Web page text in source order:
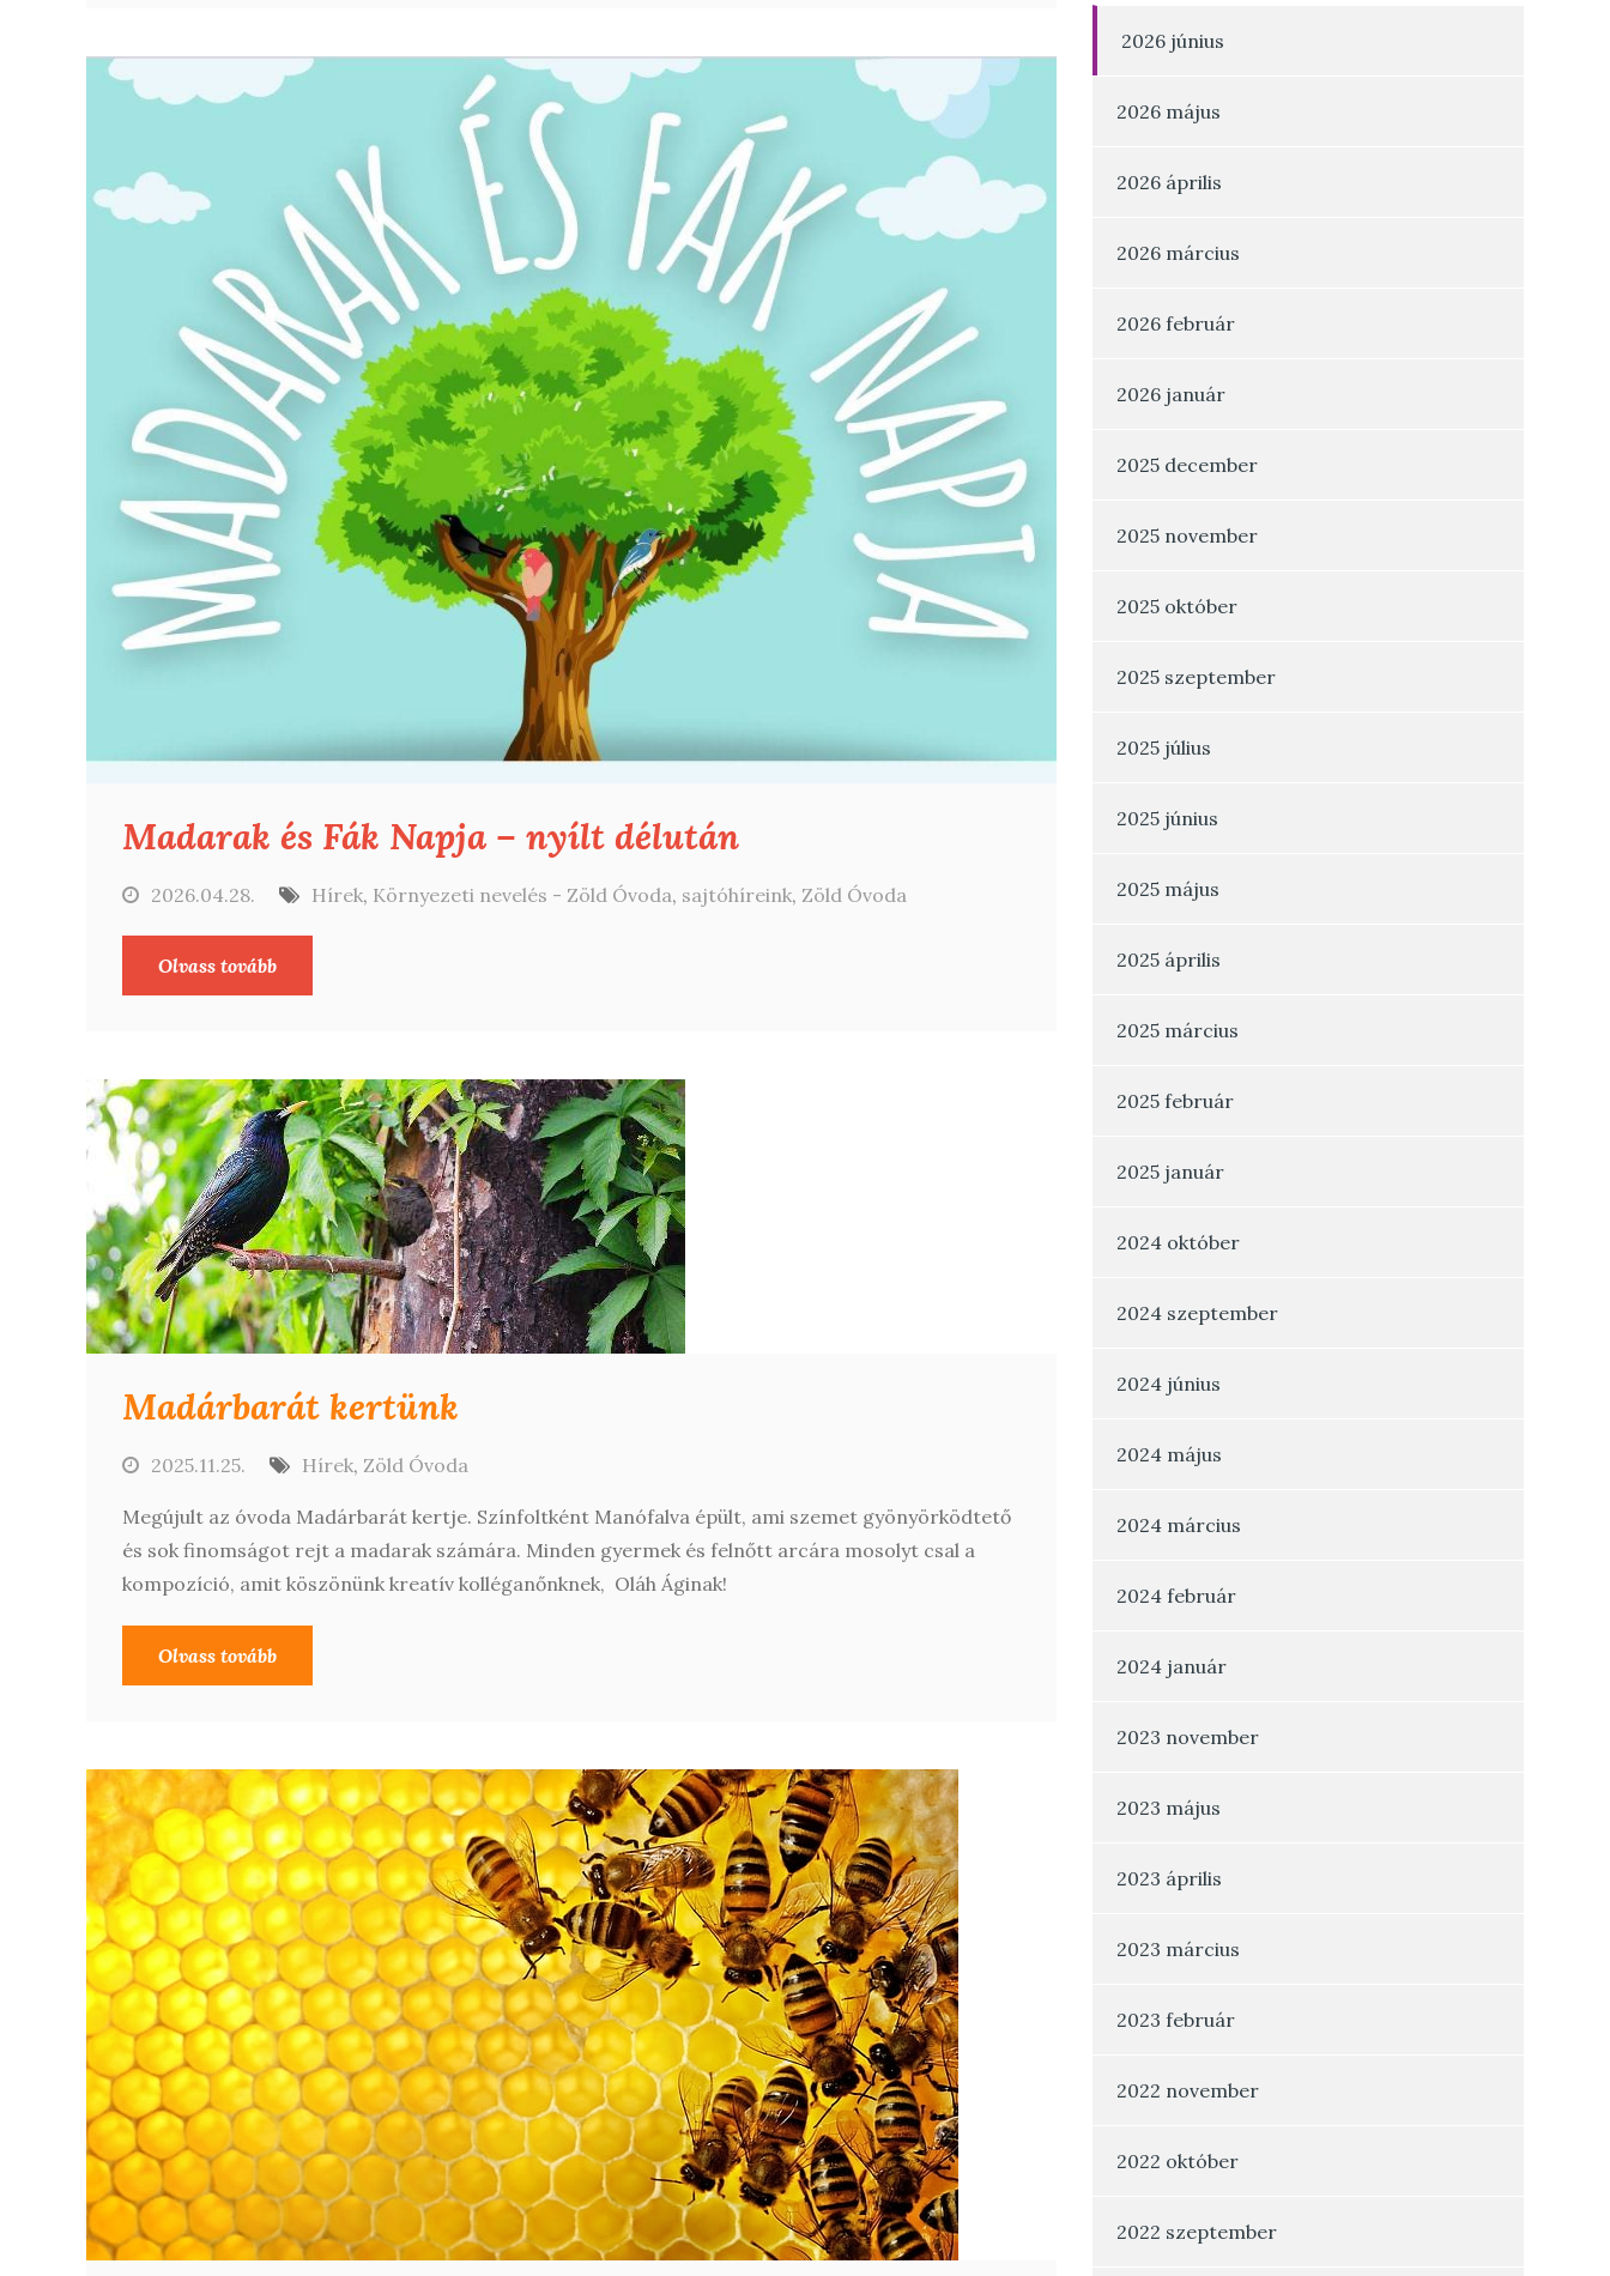
Madarak és Fák Napja – nyílt délután
2026.04.28. Hírek, Környezeti nevelés - Zöld Óvoda, sajtóhíreink, Zöld Óvoda
Olvass tovább
Madárbarát kertünk
2025.11.25. Hírek, Zöld Óvoda
Megújult az óvoda Madárbarát kertje. Színfoltként Manófalva épült, ami szemet gyönyörködtető
és sok finomságot rejt a madarak számára. Minden gyermek és felnőtt arcára mosolyt csal a
kompozíció, amit köszönünk kreatív kolléganőnknek, Oláh Áginak!
Olvass tovább
2026 június
2026 május
2026 április
2026 március
2026 február
2026 január
2025 december
2025 november
2025 október
2025 szeptember
2025 július
2025 június
2025 május
2025 április
2025 március
2025 február
2025 január
2024 október
2024 szeptember
2024 június
2024 május
2024 március
2024 február
2024 január
2023 november
2023 május
2023 április
2023 március
2023 február
2022 november
2022 október
2022 szeptember